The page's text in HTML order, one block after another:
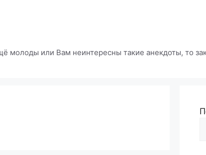
молоды или Вам неинтересны такие анекдоты, то